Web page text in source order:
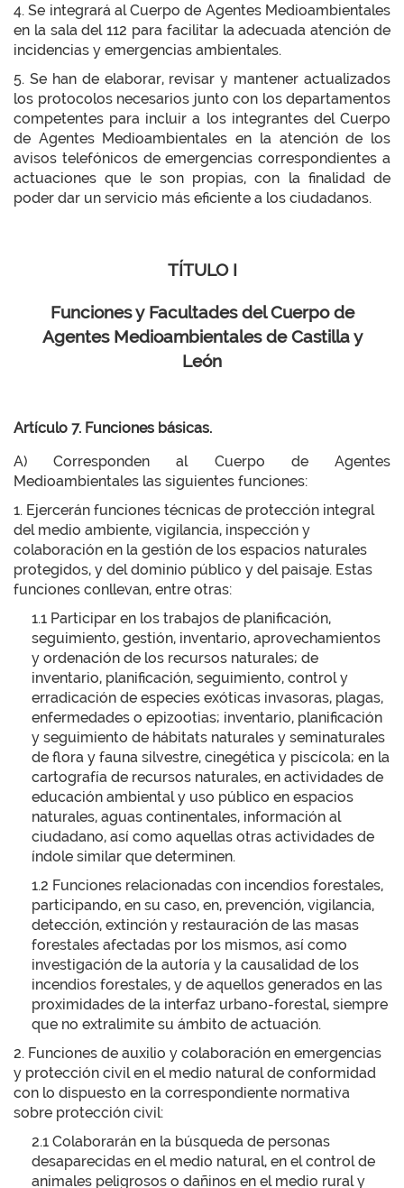
4. Se integrará al Cuerpo de Agentes Medioambientales
en la sala del 112 para facilitar la adecuada atención de
incidencias y emergencias ambientales.
5. Se han de elaborar, revisar y mantener actualizados
los protocolos necesarios junto con los departamentos
competentes para incluir a los integrantes del Cuerpo
de Agentes Medioambientales en la atención de los
avisos telefónicos de emergencias correspondientes a
actuaciones que le son propias, con la finalidad de
poder dar un servicio más eficiente a los ciudadanos.
TÍTULO I
Funciones y Facultades del Cuerpo de
Agentes Medioambientales de Castilla y
León
Artículo 7. Funciones básicas.
A) Corresponden al Cuerpo de Agentes
Medioambientales las siguientes funciones:
1. Ejercerán funciones técnicas de protección integral
del medio ambiente, vigilancia, inspección y
colaboración en la gestión de los espacios naturales
protegidos, y del dominio público y del paisaje. Estas
funciones conllevan, entre otras:
1.1 Participar en los trabajos de planificación,
seguimiento, gestión, inventario, aprovechamientos
y ordenación de los recursos naturales; de
inventario, planificación, seguimiento, control y
erradicación de especies exóticas invasoras, plagas,
enfermedades o epizootias; inventario, planificación
y seguimiento de hábitats naturales y seminaturales
de flora y fauna silvestre, cinegética y piscícola; en la
cartografía de recursos naturales, en actividades de
educación ambiental y uso público en espacios
naturales, aguas continentales, información al
ciudadano, así como aquellas otras actividades de
índole similar que determinen.
1.2 Funciones relacionadas con incendios forestales,
participando, en su caso, en, prevención, vigilancia,
detección, extinción y restauración de las masas
forestales afectadas por los mismos, así como
investigación de la autoría y la causalidad de los
incendios forestales, y de aquellos generados en las
proximidades de la interfaz urbano-forestal, siempre
que no extralimite su ámbito de actuación.
2. Funciones de auxilio y colaboración en emergencias
y protección civil en el medio natural de conformidad
con lo dispuesto en la correspondiente normativa
sobre protección civil:
2.1 Colaborarán en la búsqueda de personas
desaparecidas en el medio natural, en el control de
animales peligrosos o dañinos en el medio rural y